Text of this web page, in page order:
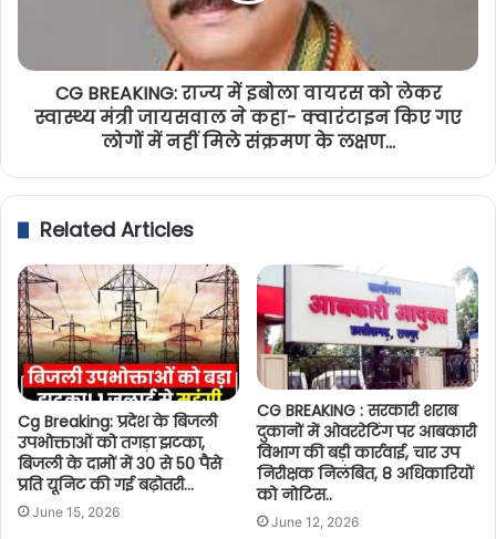
CG BREAKING: राज्य में इबोला वायरस को लेकर
स्वास्थ्य मंत्री जायसवाल ने कहा- क्वारंटाइन किए गए
लोगों में नहीं मिले संक्रमण के लक्षण...
Related Articles
Cg Breaking: प्रदेश के बिजली
उपभोक्ताओं को तगड़ा झटका,
बिजली के दामों में 30 से 50 पैसे
प्रति यूनिट की गई बढ़ोतरी…
June 15, 2026
CG BREAKING : सरकारी शराब
दुकानों में ओवररेटिंग पर आबकारी
विभाग की बड़ी कार्रवाई, चार उप
निरीक्षक निलंबित, 8 अधिकारियों
को नोटिस..
June 12, 2026